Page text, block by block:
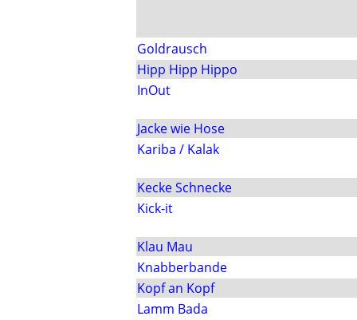
Goldrausch
Hipp Hipp Hippo
InOut
Jacke wie Hose
Kariba / Kalak
Kecke Schnecke
Kick-it
Klau Mau
Knabberbande
Kopf an Kopf
Lamm Bada